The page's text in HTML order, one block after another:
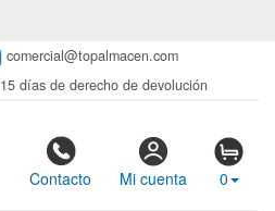
comercial@topalmacen.com
15 días de derecho de devolución
Contacto Mi cuenta 0